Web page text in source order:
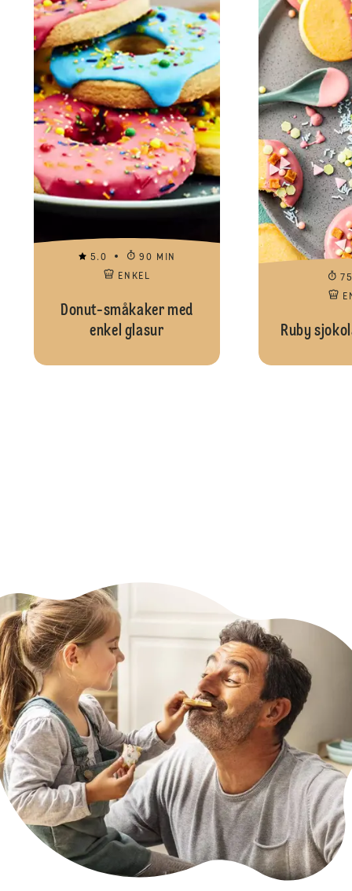
5.0
90 MIN
ENKEL
Donut-småkaker med
enkel glasur
Ruby